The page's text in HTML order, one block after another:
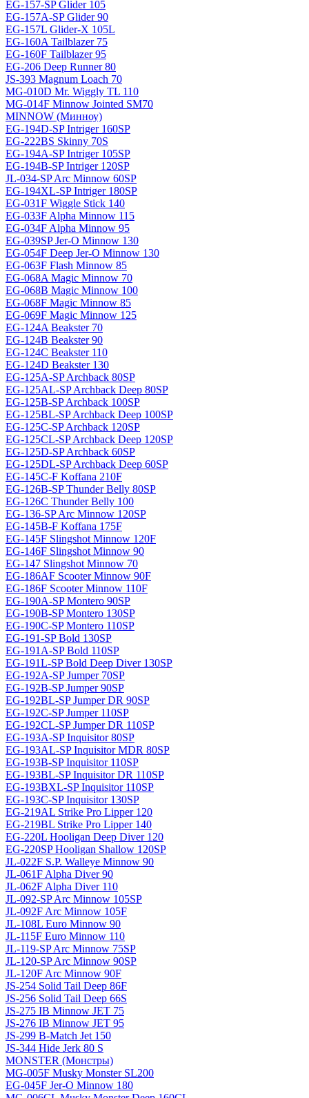
EG-157-SP Glider 105
EG-157A-SP Glider 90
EG-157L Glider-X 105L
EG-160A Tailblazer 75
EG-160F Tailblazer 95
EG-206 Deep Runner 80
JS-393 Magnum Loach 70
MG-010D Mr. Wiggly TL 110
MG-014F Minnow Jointed SM70
MINNOW (Минноу)
EG-194D-SP Intriger 160SP
EG-222BS Skinny 70S
EG-194A-SP Intriger 105SP
EG-194B-SP Intriger 120SP
JL-034-SP Arc Minnow 60SP
EG-194XL-SP Intriger 180SP
EG-031F Wiggle Stick 140
EG-033F Alpha Minnow 115
EG-034F Alpha Minnow 95
EG-039SP Jer-O Minnow 130
EG-054F Deep Jer-O Minnow 130
EG-063F Flash Minnow 85
EG-068A Magic Minnow 70
EG-068B Magic Minnow 100
EG-068F Magic Minnow 85
EG-069F Magiс Minnow 125
EG-124A Beakster 70
EG-124B Beakster 90
EG-124C Beakster 110
EG-124D Beakster 130
EG-125A-SP Archback 80SP
EG-125AL-SP Archback Deep 80SP
EG-125B-SP Archback 100SP
EG-125BL-SP Archback Deep 100SP
EG-125C-SP Archback 120SP
EG-125CL-SP Archback Deep 120SP
EG-125D-SP Archback 60SP
EG-125DL-SP Archback Deep 60SP
EG-145C-F Koffana 210F
EG-126B-SP Thunder Belly 80SP
EG-126C Thunder Belly 100
EG-136-SP Arc Minnow 120SP
EG-145B-F Koffana 175F
EG-145F Slingshot Minnow 120F
EG-146F Slingshot Minnow 90
EG-147 Slingshot Minnow 70
EG-186AF Scooter Minnow 90F
EG-186F Scooter Minnow 110F
EG-190A-SP Montero 90SP
EG-190B-SP Montero 130SP
EG-190C-SP Montero 110SP
EG-191-SP Bold 130SP
EG-191A-SP Bold 110SP
EG-191L-SP Bold Deep Diver 130SP
EG-192A-SP Jumper 70SP
EG-192B-SP Jumper 90SP
EG-192BL-SP Jumper DR 90SP
EG-192C-SP Jumper 110SP
EG-192CL-SP Jumper DR 110SP
EG-193A-SP Inquisitor 80SP
EG-193AL-SP Inquisitor MDR 80SP
EG-193B-SP Inquisitor 110SP
EG-193BL-SP Inquisitor DR 110SP
EG-193BXL-SP Inquisitor 110SP
EG-193C-SP Inquisitor 130SP
EG-219AL Strike Pro Lipper 120
EG-219BL Strike Pro Lipper 140
EG-220L Hooligan Deep Diver 120
EG-220SP Hooligan Shallow 120SP
JL-022F S.P. Walleye Minnow 90
JL-061F Alpha Diver 90
JL-062F Alpha Diver 110
JL-092-SP Arc Minnow 105SP
JL-092F Arc Minnow 105F
JL-108L Euro Minnow 90
JL-115F Euro Minnow 110
JL-119-SP Arc Minnow 75SP
JL-120-SP Arc Minnow 90SP
JL-120F Arc Minnow 90F
JS-254 Solid Tail Deep 86F
JS-256 Solid Tail Deep 66S
JS-275 IB Minnow JET 75
JS-276 IB Minnow JET 95
JS-299 B-Match Jet 150
JS-344 Hide Jerk 80 S
MONSTER (Монстры)
MG-005F Musky Monster SL200
EG-045F Jer-O Minnow 180